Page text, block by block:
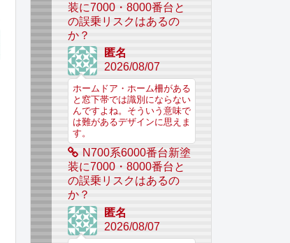
装に7000・8000番台と
の誤乗リスクはあるの
か？
匿名
2026/08/07
ホームドア・ホーム柵がある
と窓下帯では識別にならない
んですよね。そういう意味で
は難があるデザインに思えま
す。
N700系6000番台新塗
装に7000・8000番台と
の誤乗リスクはあるの
か？
匿名
2026/08/07